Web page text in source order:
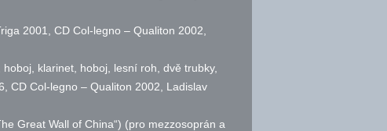
2001, CD Col-legno – Qualiton 2002,
klarinet, hoboj, lesní roh, dvě trubky,
CD Col-legno – Qualiton 2002, Ladislav
Great Wall of China“) (pro mezzosoprán a